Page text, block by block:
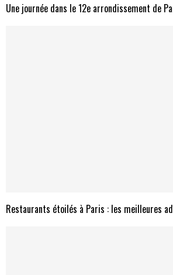
Une journée dans le 12e arrondissement de
Restaurants étoilés à Paris : les meilleures